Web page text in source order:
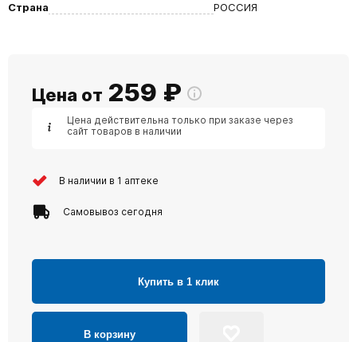
Страна
РОССИЯ
Цена от 259 ₽
Цена действительна только при заказе через
сайт товаров в наличии
В наличии в 1 аптеке
Самовывоз сегодня
Купить в 1 клик
В корзину